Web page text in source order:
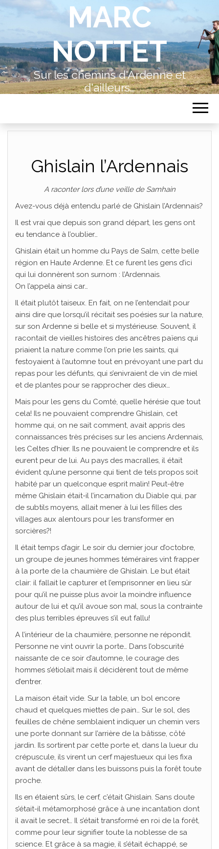
MARC
NOTTET
Sur les chemins d'Ardenne et
d'ailleurs…
Ghislain l’Ardennais
A raconter lors d’une veille de Samhain
Avez-vous déjà entendu parlé de Ghislain l’Ardennais?
Il est vrai que depuis son grand départ, les gens ont
eu tendance à l’oublier…
Ghislain était un homme du Pays de Salm, cette belle
région en Haute Ardenne. Et ce furent les gens d’ici
qui lui donnèrent son surnom : l’Ardennais.
On l’appela ainsi car…
Il était plutôt taiseux. En fait, on ne l’entendait pour
ainsi dire que lorsqu’il récitait ses poésies sur la nature,
sur son Ardenne si belle et si mystérieuse. Souvent, il
racontait de vieilles histoires des ancêtres païens qui
priaient la nature comme l’on prie les saints, qui
festoyaient à l’automne tout en prévoyant une part du
repas pour les défunts, qui s’enivraient de vin de miel
et de plantes pour se rapprocher des dieux…
Mais pour les gens du Comté, quelle hérésie que tout
cela! Ils ne pouvaient comprendre Ghislain, cet
homme qui, on ne sait comment, avait appris des
connaissances très précises sur les anciens Ardennais,
les Celtes d’hier. Ils ne pouvaient le comprendre et ils
eurent peur de lui. Au pays des macralles, il était
évident qu’une personne qui tient de tels propos soit
habité par un quelconque esprit malin! Peut-être
même Ghislain était-il l’incarnation du Diable qui, par
de subtils moyens, allait mener à lui les filles des
villages aux alentours pour les transformer en
sorcières?!
Il était temps d’agir. Le soir du dernier jour d’octobre,
un groupe de jeunes hommes téméraires vint frapper
à la porte de la chaumière de Ghislain. Le but était
clair: il fallait le capturer et l’emprisonner en lieu sûr
pour qu’il ne puisse plus avoir la moindre influence
autour de lui et qu’il avoue son mal, sous la contrainte
des plus terribles épreuves s’il eut fallu!
A l’intérieur de la chaumière, personne ne répondit.
Personne ne vint ouvrir la porte… Dans l’obscurité
naissante de ce soir d’automne, le courage des
hommes s’étiolait mais il décidèrent tout de même
d’entrer.
La maison était vide. Sur la table, un bol encore
chaud et quelques miettes de pain… Sur le sol, des
feuilles de chêne semblaient indiquer un chemin vers
une porte donnant sur l’arrière de la bâtisse, côté
jardin. Ils sortirent par cette porte et, dans la lueur du
crépuscule, ils virent un cerf majestueux qui les fixa
avant de détaller dans les buissons puis la forêt toute
proche.
Ils en étaient sûrs, le cerf, c’était Ghislain. Sans doute
s’était-il métamorphosé grâce à une incantation dont
il avait le secret… Il s’était transformé en roi de la forêt,
comme pour leur signifier toute la noblesse de sa
science. Et grâce à sa magie, il s’était échappé, se